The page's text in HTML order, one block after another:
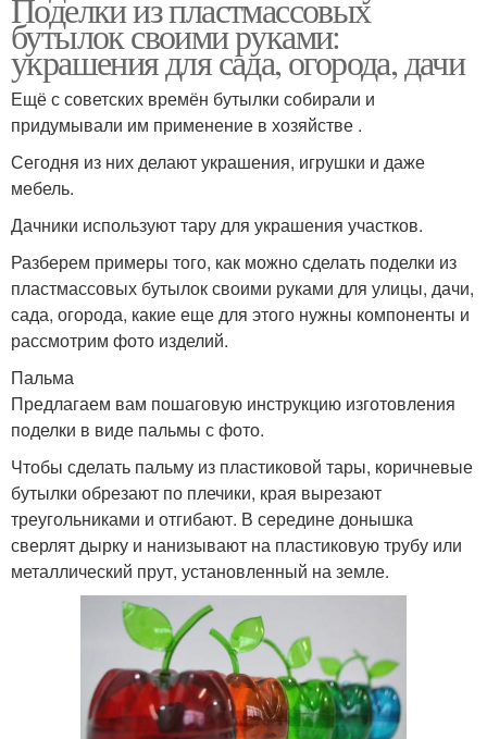
бутылок своими руками:
украшения для сада, огорода, дачи
Ещё с советских времён бутылки собирали и
придумывали им применение в хозяйстве .
Сегодня из них делают украшения, игрушки и даже
мебель.
Дачники используют тару для украшения участков.
Разберем примеры того, как можно сделать поделки из
пластмассовых бутылок своими руками для улицы, дачи,
сада, огорода, какие еще для этого нужны компоненты и
рассмотрим фото изделий.
Пальма
Предлагаем вам пошаговую инструкцию изготовления
поделки в виде пальмы с фото.
Чтобы сделать пальму из пластиковой тары, коричневые
бутылки обрезают по плечики, края вырезают
треугольниками и отгибают. В середине донышка
сверлят дырку и нанизывают на пластиковую трубу или
металлический прут, установленный на земле.